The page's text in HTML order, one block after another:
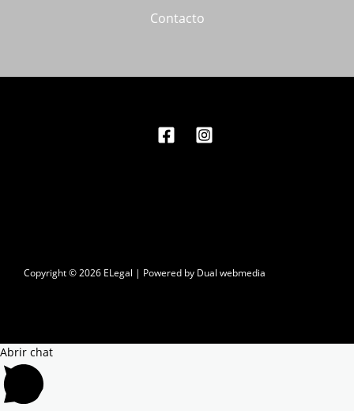
Contacto
Copyright © 2026 ELegal | Powered by Dual webmedia
Abrir chat